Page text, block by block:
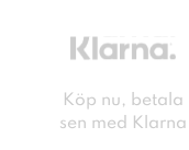
Köp nu, betala
sen med Klarna